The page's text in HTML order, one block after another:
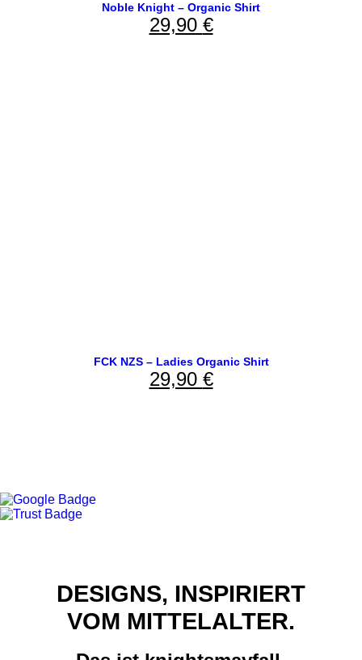
Noble Knight – Organic Shirt
29,90 €
FCK NZS – Ladies Organic Shirt
29,90 €
DESIGNS, INSPIRIERT
VOM MITTELALTER.